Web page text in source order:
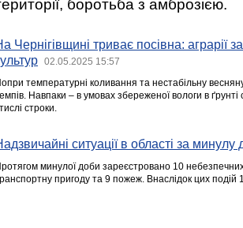
боротьба з амброзією.
Чернігівщині триває посівна: аграрії
02.05.2025 15:57
температурні коливання та нестабільну
Навпаки – в умовах збереженої вологи в
строки.
ситуації в області за минулу
минулої доби зареєстровано 10
пригоду та 9 пожеж. Внаслідок цих